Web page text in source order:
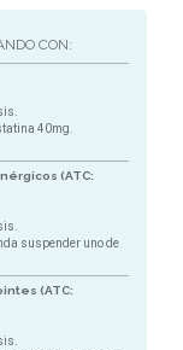
CON:
40mg.
(ATC:
suspender uno de
(ATC: